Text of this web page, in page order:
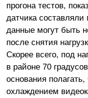
прогона тестов,
датчика составляли
данные могут быть
после снятия
Скорее всего, под
в районе 70
основания
охлаждением